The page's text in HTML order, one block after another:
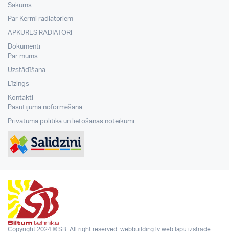
Sākums
Par Kermi radiatoriem
APKURES RADIATORI
Dokumenti
Par mums
Uzstādīšana
Līzings
Kontakti
Pasūtījuma noformēšana
Privātuma politika un lietošanas noteikumi
Copyright 2024 © SB. All right reserved. webbuilding.lvweb lapu izstrāde